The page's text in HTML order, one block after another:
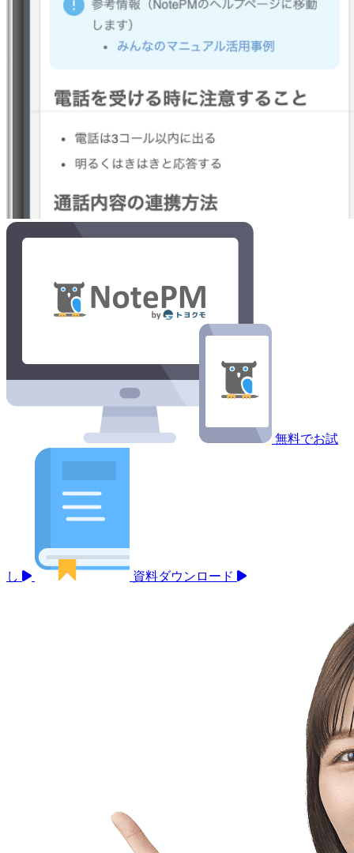
無料でお試
し 資料ダウンロード